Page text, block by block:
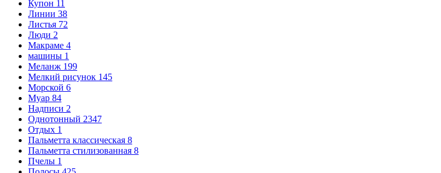
Купон 11
Линии 38
Листья 72
Люди 2
Макраме 4
машины 1
Меланж 199
Мелкий рисунок 145
Морской 6
Муар 84
Надписи 2
Однотонный 2347
Отдых 1
Пальметта классическая 8
Пальметта стилизованная 8
Пчелы 1